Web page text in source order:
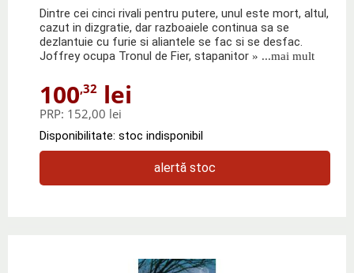
Dintre cei cinci rivali pentru putere, unul este mort, altul,
cazut in dizgratie, dar razboaiele continua sa se
dezlantuie cu furie si aliantele se fac si se desfac.
Joffrey ocupa Tronul de Fier, stapanitor » ...mai mult
100,32 lei
PRP: 152,00 lei
Disponibilitate: stoc indisponibil
alertă stoc